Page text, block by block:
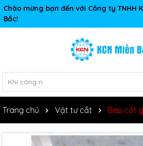
Chào mừng bạn đến với Công ty TNHH
Bắc!
Trang chủ Vật tư cắt Bép cắt